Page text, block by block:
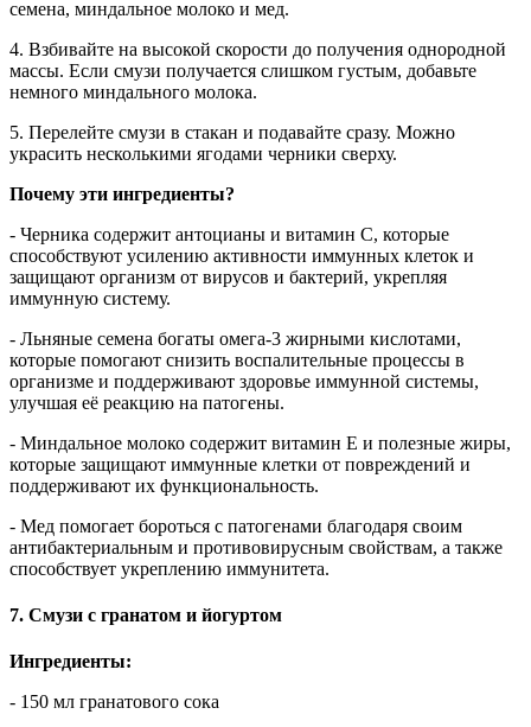
семена, миндальное молоко и мед.
4. Взбивайте на высокой скорости до получения однородной
массы. Если смузи получается слишком густым, добавьте
немного миндального молока.
5. Перелейте смузи в стакан и подавайте сразу. Можно
украсить несколькими ягодами черники сверху.
Почему эти ингредиенты?
- Черника содержит антоцианы и витамин C, которые
способствуют усилению активности иммунных клеток и
защищают организм от вирусов и бактерий, укрепляя
иммунную систему.
- Льняные семена богаты омега-3 жирными кислотами,
которые помогают снизить воспалительные процессы в
организме и поддерживают здоровье иммунной системы,
улучшая её реакцию на патогены.
- Миндальное молоко содержит витамин E и полезные жиры,
которые защищают иммунные клетки от повреждений и
поддерживают их функциональность.
- Мед помогает бороться с патогенами благодаря своим
антибактериальным и противовирусным свойствам, а также
способствует укреплению иммунитета.
7. Смузи с гранатом и йогуртом
Ингредиенты:
- 150 мл гранатового сока